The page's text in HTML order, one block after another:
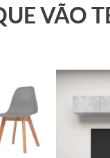
VÃO